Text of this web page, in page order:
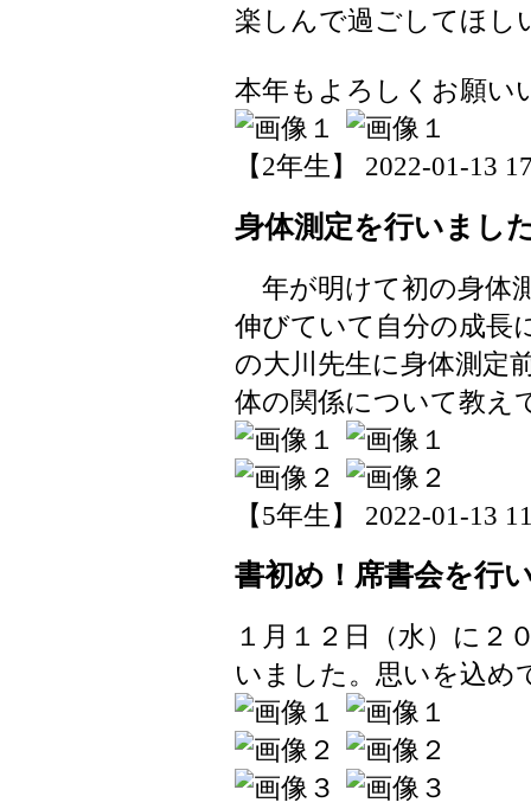
楽しんで過ごしてほし
本年もよろしくお願い
【2年生】 2022-01-13
身体測定を行いまし
年が明けて初の身体
伸びていて自分の成長
の大川先生に身体測定
体の関係について教え
【5年生】 2022-01-13
書初め！席書会を行
１月１２日（水）に２
いました。思いを込め